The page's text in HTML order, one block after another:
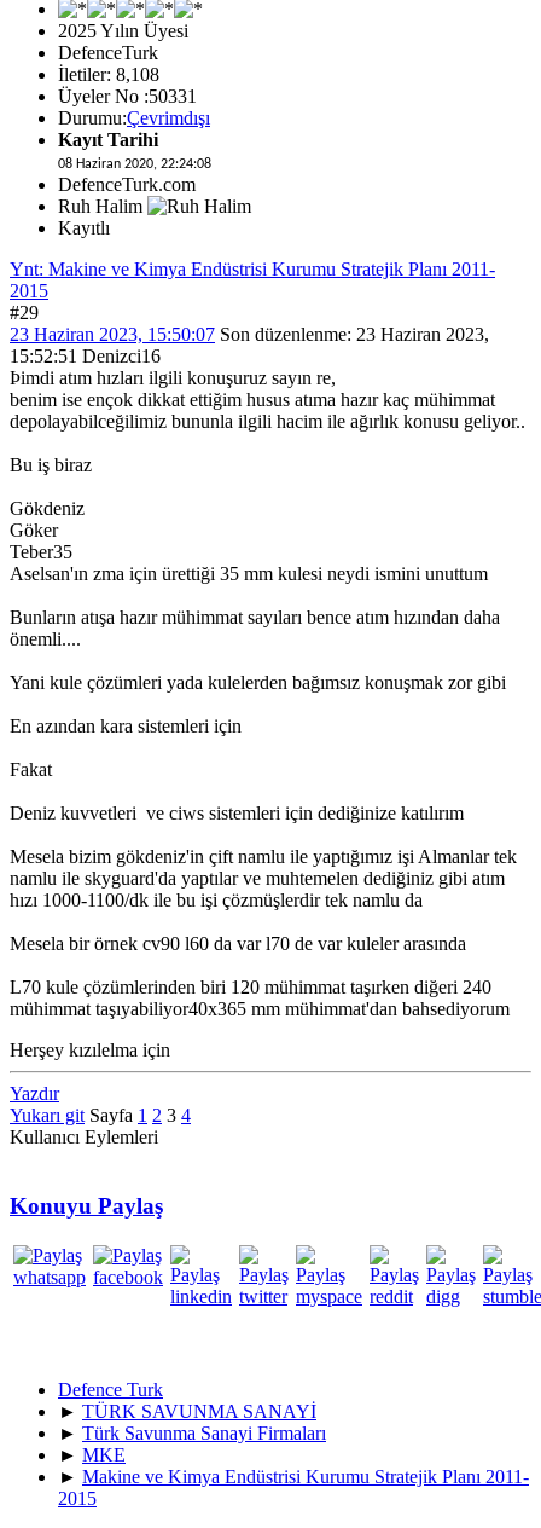
2025 Yılın Üyesi
DefenceTurk
İletiler: 8,108
Üyeler No :50331
Durumu:Çevrimdışı
Kayıt Tarihi
08 Haziran 2020, 22:24:08
DefenceTurk.com
Ruh Halim
Kayıtlı
Ynt: Makine ve Kimya Endüstrisi Kurumu Stratejik Planı 2011-
2015
#29
23 Haziran 2023, 15:50:07 Son düzenlenme: 23 Haziran 2023,
15:52:51 Denizci16
Þimdi atım hızları ilgili konuşuruz sayın re,
benim ise ençok dikkat ettiğim husus atıma hazır kaç mühimmat
depolayabilceğilimiz bununla ilgili hacim ile ağırlık konusu geliyor..
Bu iş biraz
Gökdeniz
Göker
Teber35
Aselsan'ın zma için ürettiği 35 mm kulesi neydi ismini unuttum
Bunların atışa hazır mühimmat sayıları bence atım hızından daha
önemli....
Yani kule çözümleri yada kulelerden bağımsız konuşmak zor gibi
En azından kara sistemleri için
Fakat
Deniz kuvvetleri ve ciws sistemleri için dediğinize katılırım
Mesela bizim gökdeniz'in çift namlu ile yaptığımız işi Almanlar tek
namlu ile skyguard'da yaptılar ve muhtemelen dediğiniz gibi atım
hızı 1000-1100/dk ile bu işi çözmüşlerdir tek namlu da
Mesela bir örnek cv90 l60 da var l70 de var kuleler arasında
L70 kule çözümlerinden biri 120 mühimmat taşırken diğeri 240
mühimmat taşıyabiliyor40x365 mm mühimmat'dan bahsediyorum
Herşey kızılelma için
Yazdır
Yukarı git Sayfa 1 2 3 4
Kullanıcı Eylemleri
Konuyu Paylaş
Defence Turk
► TÜRK SAVUNMA SANAYİ
► Türk Savunma Sanayi Firmaları
► MKE
► Makine ve Kimya Endüstrisi Kurumu Stratejik Planı 2011-
2015